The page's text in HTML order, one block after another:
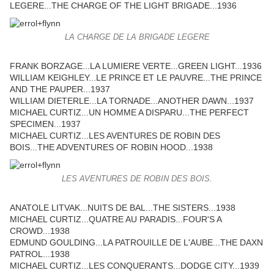
LEGERE...THE CHARGE OF THE LIGHT BRIGADE...1936
LA CHARGE DE LA BRIGADE LEGERE
FRANK BORZAGE...LA LUMIERE VERTE...GREEN LIGHT...1936
WILLIAM KEIGHLEY...LE PRINCE ET LE PAUVRE...THE PRINCE
AND THE PAUPER...1937
WILLIAM DIETERLE...LA TORNADE...ANOTHER DAWN...1937
MICHAEL CURTIZ...UN HOMME A DISPARU...THE PERFECT
SPECIMEN...1937
MICHAEL CURTIZ...LES AVENTURES DE ROBIN DES
BOIS...THE ADVENTURES OF ROBIN HOOD...1938
LES AVENTURES DE ROBIN DES BOIS.
ANATOLE LITVAK...NUITS DE BAL...THE SISTERS...1938
MICHAEL CURTIZ...QUATRE AU PARADIS...FOUR'S A
CROWD...1938
EDMUND GOULDING...LA PATROUILLE DE L'AUBE...THE DAXN
PATROL...1938
MICHAEL CURTIZ...LES CONQUERANTS...DODGE CITY...1939